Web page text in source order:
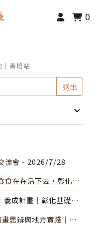
0
｜青培站
送出
流會 - 2026/7/28
養成計畫│彰化基礎導
思辨與地方實踐│青